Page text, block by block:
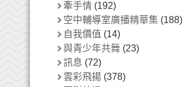
牽手情 (192)
空中輔導室廣播精華集 (188)
自我價值 (14)
與青少年共舞 (23)
訊息 (72)
雲彩飛揚 (378)